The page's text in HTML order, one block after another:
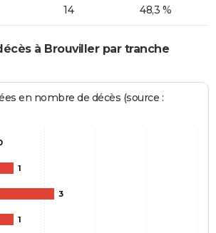
14 48,3 %
à Brouviller par tranche
en nombre de décès (source :
1
3
1